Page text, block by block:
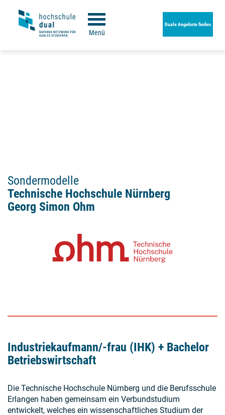
Menü
Duale Angebote finden
Sondermodelle
Technische Hochschule Nürnberg
Georg Simon Ohm
Industriekaufmann/-frau (IHK) + Bachelor
Betriebswirtschaft
Die Technische Hochschule Nürnberg und die Berufsschule
Erlangen haben gemeinsam ein Verbundstudium
entwickelt, welches ein wissenschaftliches Studium der